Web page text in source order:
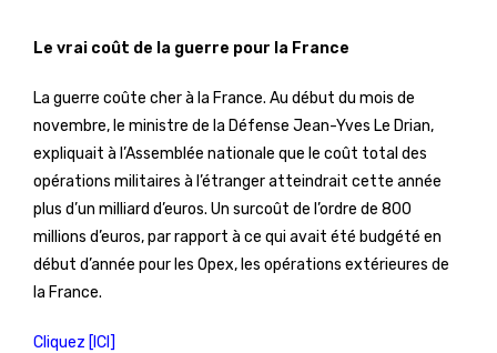
Le vrai coût de la guerre pour la France
La guerre coûte cher à la France. Au début du mois de
novembre, le ministre de la Défense Jean-Yves Le Drian,
expliquait à l’Assemblée nationale que le coût total des
opérations militaires à l’étranger atteindrait cette année
plus d’un milliard d’euros. Un surcoût de l’ordre de 800
millions d’euros, par rapport à ce qui avait été budgété en
début d’année pour les Opex, les opérations extérieures de
la France.
Cliquez [ICI]